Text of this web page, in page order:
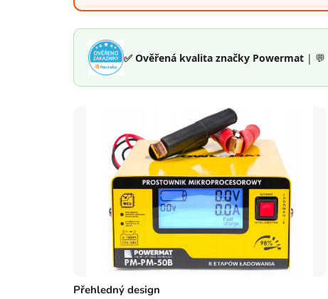
✅ Ověřená kvalita značky Powermat | 💬
Přehledný design